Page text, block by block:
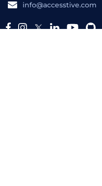
info@accesstive.com